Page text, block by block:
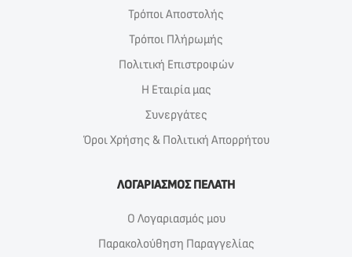
Τρόποι Αποστολής
Τρόποι Πλήρωμής
Πολιτική Επιστροφών
Η Εταιρία μας
Συνεργάτες
Όροι Χρήσης & Πολιτική Απορρήτου
ΛΟΓΑΡΙΑΣΜΟΣ ΠΕΛΑΤΗ
Ο Λογαριασμός μου
Παρακολούθηση Παραγγελίας